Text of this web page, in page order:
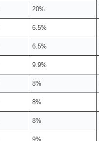
20%
6.5%
6.5%
9.9%
8%
8%
8%
9%